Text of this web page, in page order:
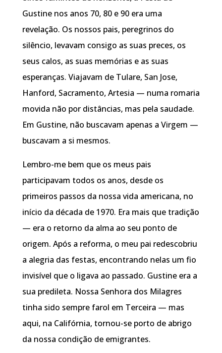
Gustine nos anos 70, 80 e 90 era uma
revelação. Os nossos pais, peregrinos do
silêncio, levavam consigo as suas preces, os
seus calos, as suas memórias e as suas
esperanças. Viajavam de Tulare, San Jose,
Hanford, Sacramento, Artesia — numa romaria
movida não por distâncias, mas pela saudade.
Em Gustine, não buscavam apenas a Virgem —
buscavam a si mesmos.
Lembro-me bem que os meus pais
participavam todos os anos, desde os
primeiros passos da nossa vida americana, no
início da década de 1970. Era mais que tradição
— era o retorno da alma ao seu ponto de
origem. Após a reforma, o meu pai redescobriu
a alegria das festas, encontrando nelas um fio
invisível que o ligava ao passado. Gustine era a
sua predileta. Nossa Senhora dos Milagres
tinha sido sempre farol em Terceira — mas
aqui, na Califórnia, tornou-se porto de abrigo
da nossa condição de emigrantes.